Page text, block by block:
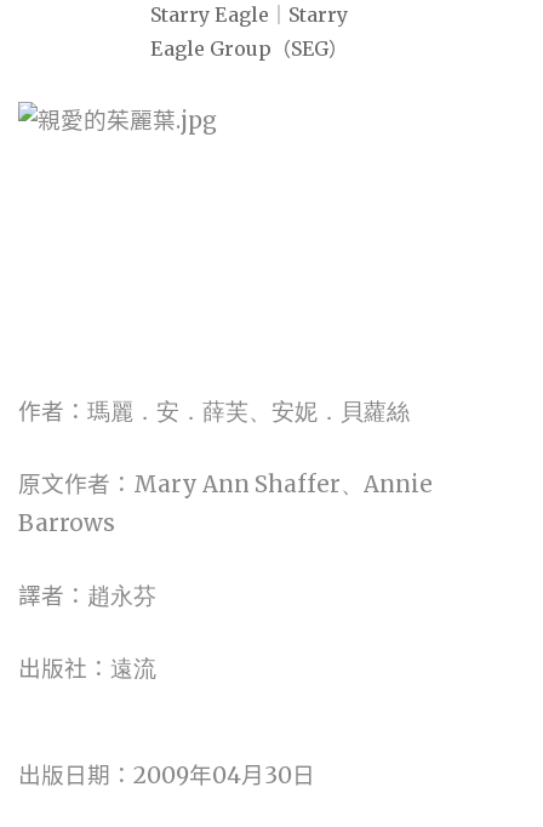
作者： 瑪麗．安．薛芙、安妮．貝蘿絲
原文作者： Mary Ann Shaffer、 Annie
Barrows
譯者： 趙永芬
出版社： 遠流
出版日期： 2009年04月 30 日